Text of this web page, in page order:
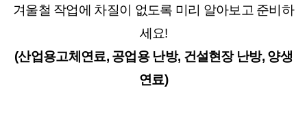
겨울철 작업에 차질이 없도록 미리 알아보고 준비하
세요!
(산업용고체연료, 공업용 난방, 건설현장 난방, 양생
연료)